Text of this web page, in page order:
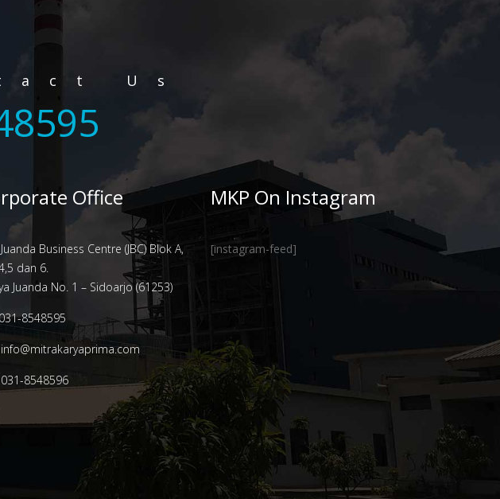
Us
Office
Juanda Business Centre (JBC) Blok A,
dan 6.
Juanda No. 1 – Sidoarjo (61253)
8548595
info@mitrakaryaprima.com
031-8548596
MKP On Instagram
[instagram-feed]